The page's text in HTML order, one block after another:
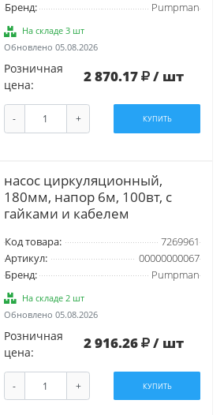
Бренд:
Pumpman
На складе 3 шт
Обновлено 05.08.2026
Розничная
цена:
2 870.17 / шт
- + КУПИТЬ
насос циркуляционный,
180мм, напор 6м, 100вт, с
гайками и кабелем
Код товара:
7269961
Артикул:
00000000067
Бренд:
Pumpman
На складе 2 шт
Обновлено 05.08.2026
Розничная
цена:
2 916.26 / шт
- + КУПИТЬ